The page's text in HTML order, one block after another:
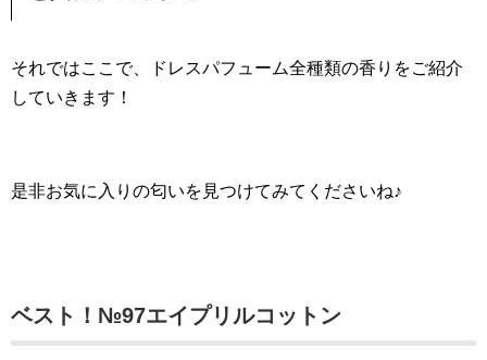
それではここで、ドレスパフューム全種類の香りをご紹介
していきます！
是非お気に入りの匂いを見つけてみてくださいね♪
ベスト！№97エイプリルコットン